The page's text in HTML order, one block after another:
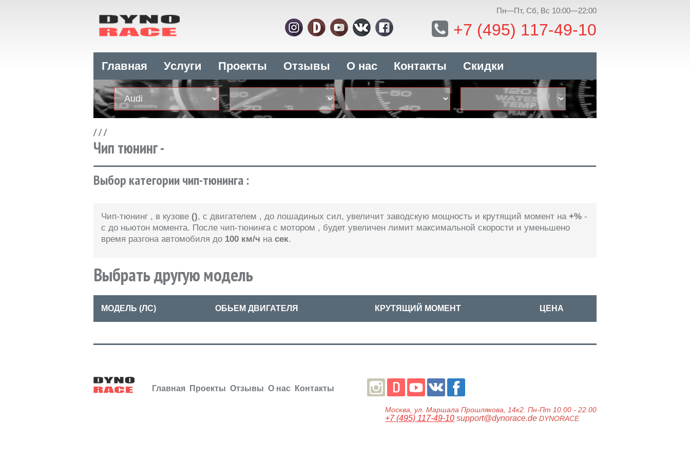
Пн—Пт, Сб, Вс 10:00—22:00
+7 (495) 117-49-10
Главная Услуги Проекты Отзывы О нас Контакты Скидки
///
Чип тюнинг -
Выбор категории чип-тюнинга :
Чип-тюнинг , в кузове (), с двигателем , до лошадиных сил, увеличит заводскую мощность и крутящий момент на +% -
с до ньютон момента. После чип-тюнинга с мотором , будет увеличен лимит максимальной скорости и уменьшено
время разгона автомобиля до 100 км/ч на сек.
Выбрать другую модель
МОДЕЛЬ (ЛС) ОБЬЕМ ДВИГАТЕЛЯ КРУТЯЩИЙ МОМЕНТ ЦЕНА
Главная Проекты Отзывы О нас Контакты
Москва , ул. Маршала Прошлякова, 14к2. Пн-Пт 10.00 - 22.00
+7 (495) 117-49-10 support@dynorace.de DYNORACE